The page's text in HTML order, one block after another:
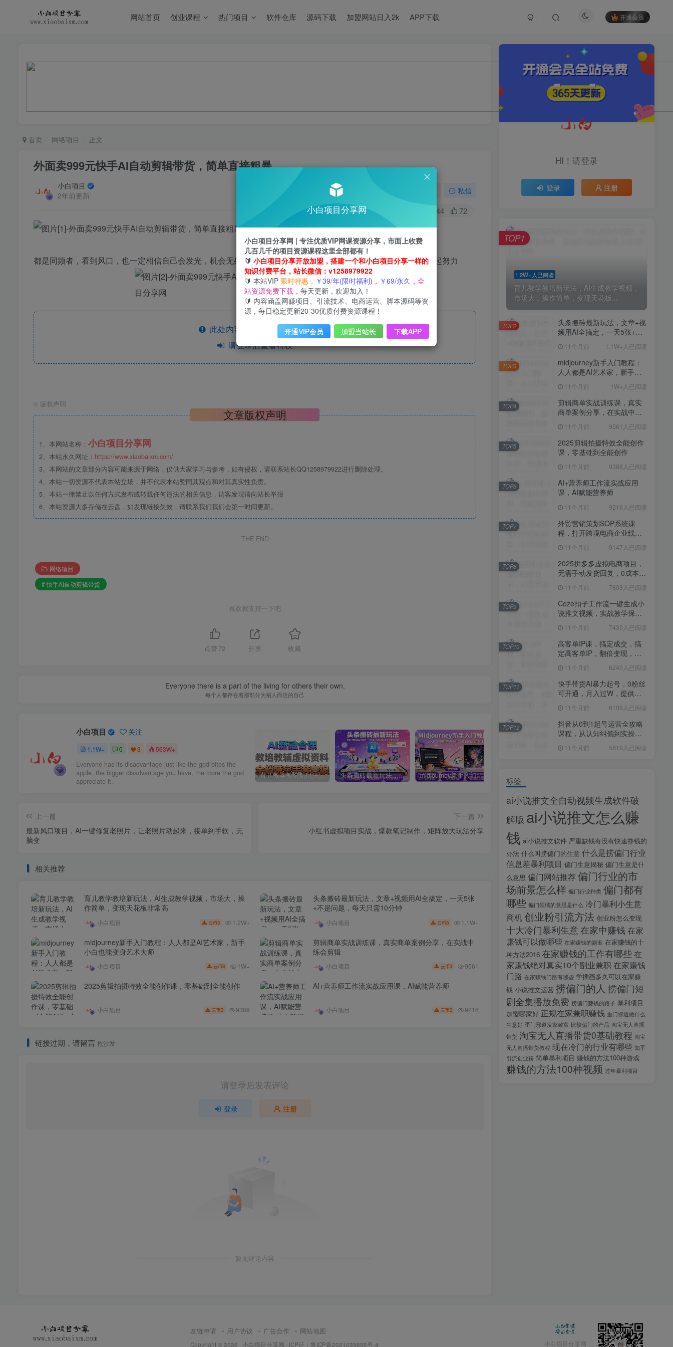
网站首页 创业课程 热门项目 软件仓库 源码下载 加盟网站日入2k APP下载 开通会员
首页 网络项目 正文
外面卖999元快手AI自动剪辑带货，简单直接粗暴
小白项目
2年前更新
私信
544 72
都是同频者，看到风口，也一定相信自己会发光，机会无处不在，越早行动、越导收获，报名只是开始，接下来一起努力
此处内容已隐藏，年VIP可见
请登录后查看特权
© 版权声明
文章版权声明
1、本网站名称： 小白项目分享网
2、本站永久网址： https://www.xiaobaixm.com/
3、本网站的文章部分内容可能来源于网络，仅供大家学习与参考，如有侵权，请联系站长QQ1258979922进行删除处理。
4、本站一切资源不代表本站立场，并不代表本站赞同其观点和对其真实性负责。
5、本站一律禁止以任何方式发布或转载任何违法的相关信息，访客发现请向站长举报
6、本站资源大多存储在云盘，如发现链接失效，请联系我们我们会第一时间更新。
THE END
网络项目
# 快手AI自动剪辑带货
喜欢就支持一下吧
点赞 72 分享 收藏
Everyone there is a part of the living for others their own.
每个人都存在着那部分为别人而活的自己
小白项目 关注
1.1W+ 0 3 563W+
Everyone has its disadvantage just like the god bites the
apple. the bigger disadvantage you have, the more the god
appreciate it.
育儿教学教培新玩法，AI生成教学视频，市场大，操作简单，变现天花板非常高 头条搬砖最新玩法，文章+视频用AI全搞定，一天5张+不是问题，每天只需10分钟 midjourney新手入门教程：人人都是AI艺术家，新手小白也能变身艺术大师
上一篇
最新风口项目，AI一键修复老照片，让老照片动起来，接单到手软，无
脑变
下一篇
小红书虚拟项目实战，爆款笔记制作，矩阵放大玩法分享
相关推荐
育儿教学教培新玩法，AI生成教学视频，市场大，操
作简单，变现天花板非常高
小白项目 云币3 1.2W+
头条搬砖最新玩法，文章+视频用AI全搞定，一天5张
+不是问题，每天只需10分钟
小白项目 云币3 1.1W+
midjourney新手入门教程：人人都是AI艺术家，新手
小白也能变身艺术大师
小白项目 云币3 1W+
剪辑商单实战训练课，真实商单案例分享，在实战中
练会剪辑
小白项目 云币3 9561
2025剪辑拍摄特效全能创作课，零基础到全能创作
小白项目 云币3 9388
AI+营养师工作流实战应用课，AI赋能营养师
小白项目 云币3 9216
链接过期，请留言 抢沙发
请登录后发表评论
登录 注册
暂无评论内容
1.2W+人已阅读
育儿教学教培新玩法，AI生成教学视频，
市场大，操作简单，变现天花板...
TOP1
频用AI全搞定，一天5张+不
是问题，每天只需10分钟
midjourney新手入门教程：
人人都是AI艺术家，新手小
TOP4
11个月前 9388人已阅读
TOP5
AI+营养师工作流实战应用
课，AI赋能营养师
11个月前 9216人已阅读
TOP6
外贸营销策划SOP系统课
程，打开跨境电商企业线上
营销任督二脉
11个月前 9147人已阅读
2025拼多多虚拟电商项目，
无需手动发货回复，0成本，
轻松月入1-5W【揭秘】
11个月前 7803人已阅读
Coze扣子工作流一键生成小
说推文视频，实战教学保姆
级教程11个月前 7430人已阅读
高客单IP课，搞定成交，搞
定高客单IP，翻倍变现，轻
松卖爆，不销而销
11个月前 6240人已阅读
快手带货AI暴力起号，0粉丝
可开通，月入过W，提供账
号就行，适合普通人的懒人
项目【揭秘】
11个月前 6109人已阅读
抖音从0到1起号运营全攻略
课程，从认知纠偏到实操落
地，高效起号变现
11个月前 5819人已阅读
HI！请登录
登录 注册
1.2W+人已阅读
育儿教学教培新玩法，AI生成教学视频，
市场大，操作简单，变现天花板...
TOP1
头条搬砖最新玩法，文章+视
频用AI全搞定，一天5张+不
11个月前 1.1W+人已阅读
TOP2
midjourney新手入门教程：
人人都是AI艺术家，新手小
11个月前 1W+人已阅读
TOP3
剪辑商单实战训练课，真实
商单案例分享，在实战中练
11个月前 9561人已阅读
TOP4
2025剪辑拍摄特效全能创作
课，零基础到全能创作
11个月前 9388人已阅读
TOP5
AI+营养师工作流实战应用
课，AI赋能营养师
11个月前 9216人已阅读
TOP6
外贸营销策划SOP系统课
程，打开跨境电商企业线上
11个月前 9147人已阅读
TOP7
2025拼多多虚拟电商项目，
无需手动发货回复，0成本，
11个月前 7803人已阅读
TOP8
Coze扣子工作流一键生成小
说推文视频，实战教学保姆
11个月前 7430人已阅读
TOP9
高客单IP课，搞定成交，搞
定高客单IP，翻倍变现，轻
11个月前 6240人已阅读
TOP10
快手带货AI暴力起号，0粉丝
可开通，月入过W，提供账
项目【揭秘】
11个月前 6109人已阅读
TOP11
抖音从0到1起号运营全攻略
课程，从认知纠偏到实操落
11个月前 5819人已阅读
TOP12
标签
ai小说推文全自动视频生成软件破
解版 ai小说推文怎么赚
钱 ai小说推文软件 严重缺钱有没有快速挣钱的
办法 什么叫捞偏门的生意 什么是捞偏门行业
信息差暴利项目 偏门生意揭秘 偏门生意是什
么意思 偏门网站推荐 偏门行业的市
场前景怎么样 偏门行业种类 偏门都有
哪些 偏门领域的意思是什么 冷门暴利小生意
商机创业粉引流方法 创业粉怎么变现
十大冷门暴利生意 在家中赚钱 在家
赚钱可以做哪些 在家赚钱的副业 在家赚钱的十
种方法2016 在家赚钱的工作有哪些在
家赚钱绝对真实10个副业兼职 在家赚钱
门路 在家赚钱门路有哪些 学插画多久可以在家赚
钱 小说推文运营 捞偏门的人 捞偏门短
剧全集播放免费 捞偏门赚钱的路子 暴利项目
加盟哪家好 正规在家兼职赚钱 歪门邪道做什么
生意好 歪门邪道发家致富 比较偏门的产品 淘宝无人直播
带货 淘宝无人直播带货0基础教程 淘宝
无人直播带货教程 现在冷门的行业有哪些 知乎
引流创业粉 简单暴利项目 赚钱的方法100种游戏
赚钱的方法100种视频 过年暴利项目
友链申请 用户协议 广告合作 网站地图
Copyright © 2026 · 小白项目分享网 · ICP证： 鲁ICP备2021039695号-4 小白项目分享网
小白项目分享网
小白项目分享网 | 专注优质VIP网课资源分享，市面上收费
几百几千的项目资源课程这里全部都有！
🔰 小白项目分享开放加盟，搭建一个和小白项目分享一样的
知识付费平台，站长微信：v1258979922
🔰 本站VIP 限时特惠， ￥39/年(限时福利)，￥69/永久， 全
站资源免费下载， 每天更新，欢迎加入！
🔰 内容涵盖网赚项目、引流技术、电商运营、脚本源码等资
源，每日稳定更新20-30优质付费资源课程！
开通VIP会员 加盟当站长 下载APP